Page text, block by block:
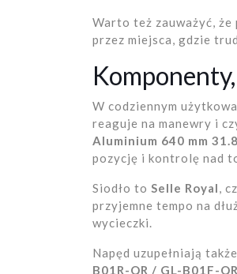
Warto też zauważyć,
przez miejsca, gdzie
W codziennym
reaguje na manewry i
Aluminium 640 mm 31.8
pozycję i kontrolę nad
Siodło to Selle Royal,
przyjemne tempo na
wycieczki.
Napęd uzupełniają
B01R-QR / GL-B01F-QR